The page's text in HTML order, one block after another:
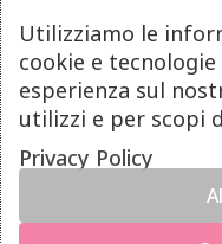
DeA Jewels® |
Utilizziamo le
cookie e
esperienza sul
utilizzi e per scopi
Privacy Policy